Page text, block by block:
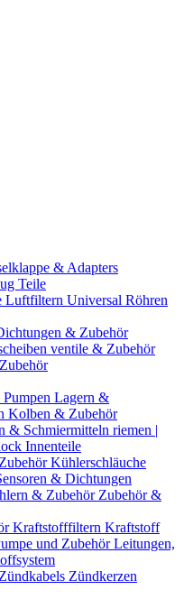
& Adapters
Teile
Luftfiltern Universal Röhren
& Zubehör
ventile & Zubehör
Lagern &
Kolben & Zubehör
& Schmiermitteln riemen |
Innenteile
Kühlerschläuche
& Dichtungen
& Zubehör Zubehör &
Kraftstofffiltern Kraftstoff
und ZubehörLeitungen,
Zündkabels Zündkerzen